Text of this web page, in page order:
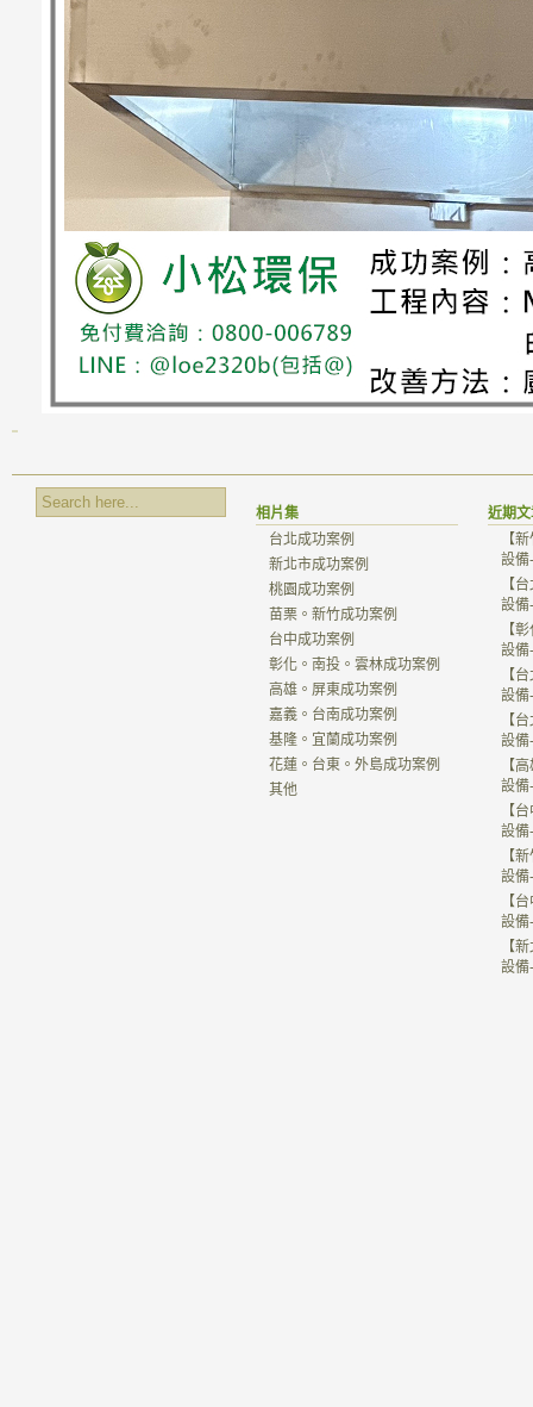
相片集
台北成功案例
新北市成功案例
桃園成功案例
苗栗。新竹成功案例
台中成功案例
彰化。南投。雲林成功案例
高雄。屏東成功案例
嘉義。台南成功案例
基隆。宜蘭成功案例
花蓮。台東。外島成功案例
其他
近期
【
設備
【
設備
【
設備
【
設備
【
設備
【
設備
【
設備
【
設備
【
設備
【
設備